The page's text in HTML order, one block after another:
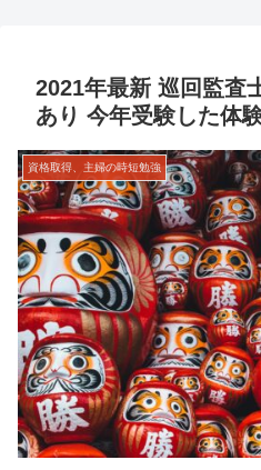
2021年最新 巡回監査
あり 今年受験した体
資格取得、主婦の時短勉強